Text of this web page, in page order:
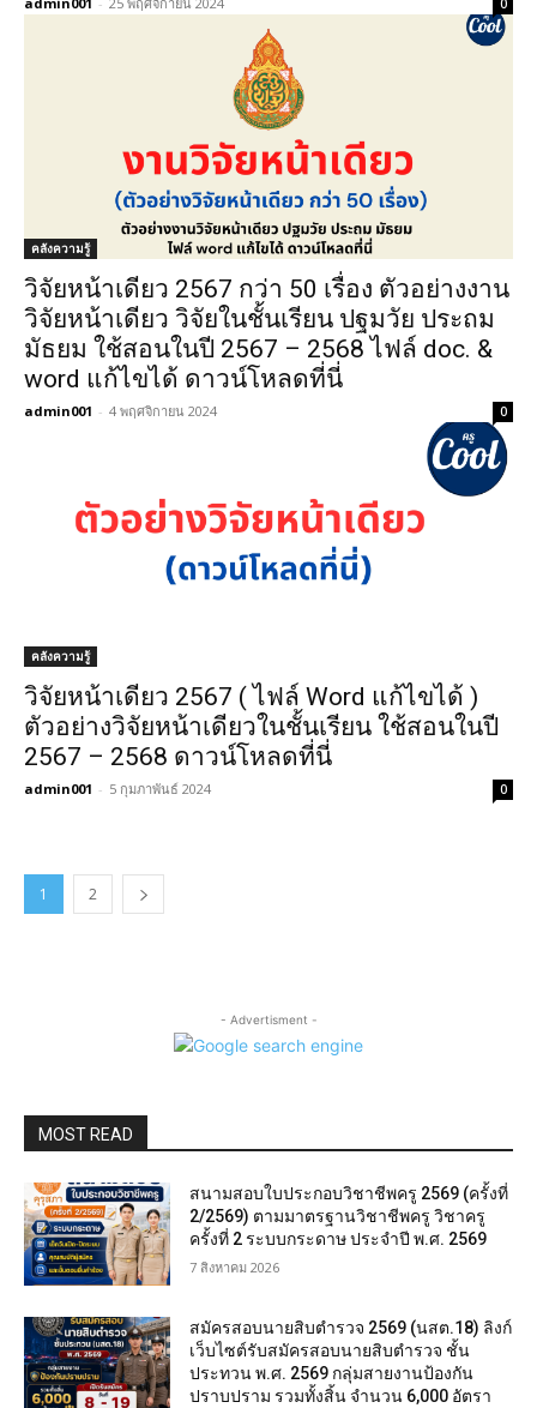
0
คลังความรู้
วิจัยหน้าเดียว 2567 กว่า 50 เรื่อง ตัวอย่างงาน
วิจัยหน้าเดียว วิจัยในชั้นเรียน ปฐมวัย ประถม
มัธยม ใช้สอนในปี 2567 – 2568 ไฟล์ doc. &
word แก้ไขได้ ดาวน์โหลดที่นี่
admin001 - 4 พฤศจิกายน 2024 0
คลังความรู้
วิจัยหน้าเดียว 2567 ( ไฟล์ Word แก้ไขได้ )
ตัวอย่างวิจัยหน้าเดียวในชั้นเรียน ใช้สอนในปี
2567 – 2568 ดาวน์โหลดที่นี่
admin001 - 5 กุมภาพันธ์ 2024 0
1 2
- Advertisment -
MOST READ
สนามสอบใบประกอบวิชาชีพครู 2569 (ครั้งที่
2/2569) ตามมาตรฐานวิชาชีพครู วิชาครู
ครั้งที่ 2 ระบบกระดาษ ประจำปี พ.ศ. 2569
7 สิงหาคม 2026
สมัครสอบนายสิบตำรวจ 2569 (นสต.18) ลิงก์
เว็บไซต์รับสมัครสอบนายสิบตำรวจ ชั้น
ประทวน พ.ศ. 2569 กลุ่มสายงานป้องกัน
ปราบปราม รวมทั้งสิ้น จำนวน 6,000 อัตรา